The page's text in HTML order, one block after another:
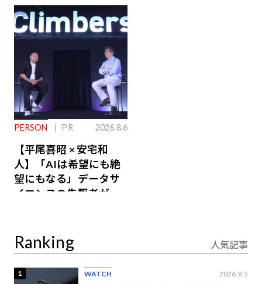
ジ会員特典あり】
PERSON PR 2026.8.6
【平尾喜昭 × 安宅和
人】「AIは希望にも絶
望にもなる」データサ
イエンスの先駆者が語
Ranking 人気記事
1 WATCH 2026.8.5